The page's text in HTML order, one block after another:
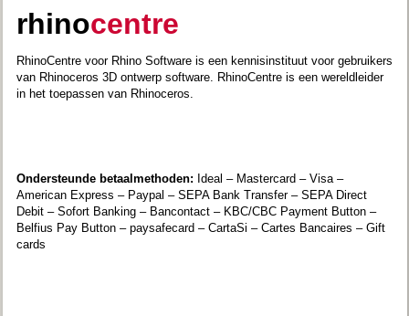
rhinocentre
RhinoCentre voor Rhino Software is een kennisinstituut voor gebruikers
van Rhinoceros 3D ontwerp software. RhinoCentre is een wereldleider
in het toepassen van Rhinoceros.
Ondersteunde betaalmethoden: Ideal – Mastercard – Visa –
American Express – Paypal – SEPA Bank Transfer – SEPA Direct
Debit – Sofort Banking – Bancontact – KBC/CBC Payment Button –
Belfius Pay Button – paysafecard – CartaSi – Cartes Bancaires – Gift
cards